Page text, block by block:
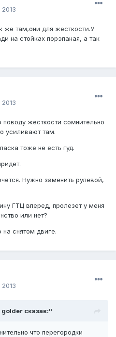
2013
же там,они для жесткости.У
на стойках порэпаная, а так
2013
жесткости сомнительно
усиливают там.
тоже не есть гуд.
Нужно заменить рулевой,
ГТЦ вперед, пролезет у меня
или нет?
на снятом двиге.
2013
сказав:"
что перегородки